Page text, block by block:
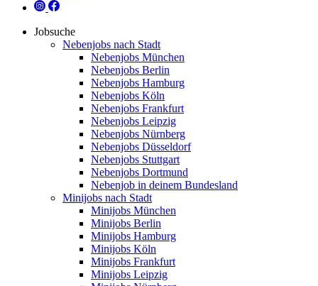
Jobsuche
Nebenjobs nach Stadt
Nebenjobs München
Nebenjobs Berlin
Nebenjobs Hamburg
Nebenjobs Köln
Nebenjobs Frankfurt
Nebenjobs Leipzig
Nebenjobs Nürnberg
Nebenjobs Düsseldorf
Nebenjobs Stuttgart
Nebenjobs Dortmund
Nebenjob in deinem Bundesland
Minijobs nach Stadt
Minijobs München
Minijobs Berlin
Minijobs Hamburg
Minijobs Köln
Minijobs Frankfurt
Minijobs Leipzig